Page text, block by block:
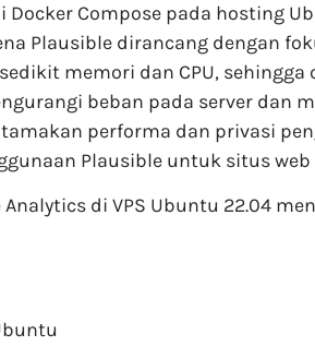
Docker Compose pada hosting
Plausible dirancang dengan
memori dan CPU,
beban pada server
performa dan privasi
Plausible untuk situs web
di VPS Ubuntu 22.04